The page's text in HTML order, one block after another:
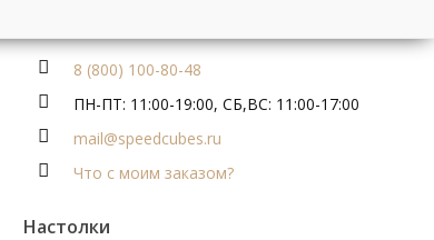
8 (800) 100-80-48
ПН-ПТ: 11:00-19:00, СБ,ВС: 11:00-17:00
mail@speedcubes.ru
Что с моим заказом?
Настолки